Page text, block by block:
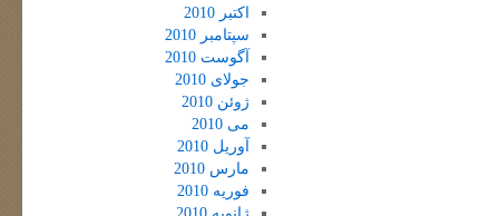
اکتبر 2010
سپتامبر 2010
آگوست 2010
جولای 2010
ژوئن 2010
می 2010
آوریل 2010
مارس 2010
فوریه 2010